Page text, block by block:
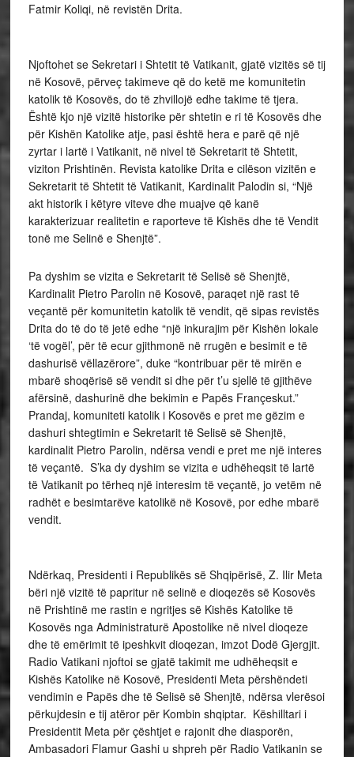
Fatmir Koliqi, në revistën Drita.
Njoftohet se Sekretari i Shtetit të Vatikanit, gjatë vizitës së tij
në Kosovë, përveç takimeve që do ketë me komunitetin
katolik të Kosovës, do të zhvillojë edhe takime të tjera.
Është kjo një vizitë historike për shtetin e ri të Kosovës dhe
për Kishën Katolike atje, pasi është hera e parë që një
zyrtar i lartë i Vatikanit, në nivel të Sekretarit të Shtetit,
viziton Prishtinën. Revista katolike Drita e cilëson vizitën e
Sekretarit të Shtetit të Vatikanit, Kardinalit Palodin si, “Një
akt historik i këtyre viteve dhe muajve që kanë
karakterizuar realitetin e raporteve të Kishës dhe të Vendit
tonë me Selinë e Shenjtë”.
Pa dyshim se vizita e Sekretarit të Selisë së Shenjtë,
Kardinalit Pietro Parolin në Kosovë, paraqet një rast të
veçantë për komunitetin katolik të vendit, që sipas revistës
Drita do të do të jetë edhe “një inkurajim për Kishën lokale
‘të vogël’, për të ecur gjithmonë në rrugën e besimit e të
dashurisë vëllazërore”, duke “kontribuar për të mirën e
mbarë shoqërisë së vendit si dhe për t’u sjellë të gjithëve
afërsinë, dashurinë dhe bekimin e Papës Françeskut.”
Prandaj, komuniteti katolik i Kosovës e pret me gëzim e
dashuri shtegtimin e Sekretarit të Selisë së Shenjtë,
kardinalit Pietro Parolin, ndërsa vendi e pret me një interes
të veçantë. S’ka dy dyshim se vizita e udhëheqsit të lartë
të Vatikanit po tërheq një interesim të veçantë, jo vetëm në
radhët e besimtarëve katolikë në Kosovë, por edhe mbarë
vendit.
Ndërkaq, Presidenti i Republikës së Shqipërisë, Z. Ilir Meta
bëri një vizitë të papritur në selinë e dioqezës së Kosovës
në Prishtinë me rastin e ngritjes së Kishës Katolike të
Kosovës nga Administraturë Apostolike në nivel dioqeze
dhe të emërimit të ipeshkvit dioqezan, imzot Dodë Gjergjit.
Radio Vatikani njoftoi se gjatë takimit me udhëheqsit e
Kishës Katolike në Kosovë, Presidenti Meta përshëndeti
vendimin e Papës dhe të Selisë së Shenjtë, ndërsa vlerësoi
përkujdesin e tij atëror për Kombin shqiptar. Këshilltari i
Presidentit Meta për çështjet e rajonit dhe diasporën,
Ambasadori Flamur Gashi u shpreh për Radio Vatikanin se